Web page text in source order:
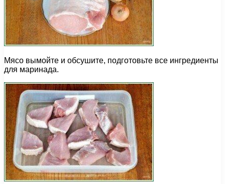
Мясо вымойте и обсушите, подготовьте все ингредиенты
для маринада.